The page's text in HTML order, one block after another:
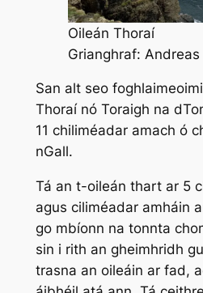
Oileán Thoraí
Grianghraf:
San alt seo
Thoraí nó Toraigh na
11 chiliméadar amach ó
nGall.
Tá an t-oileán thart ar 5
agus ciliméadar amháin
go mbíonn na tonnta
sin i rith an gheimhridh
trasna an oileáin ar fad,